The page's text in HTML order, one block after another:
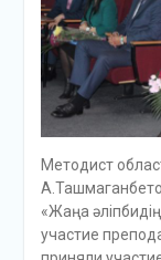
Методист
«Жаңа
участие